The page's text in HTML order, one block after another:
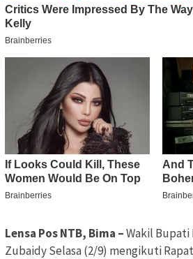
Lensa Pos NTB, Bima –Wakil Bupati
Zubaidy Selasa (2/9) mengikuti